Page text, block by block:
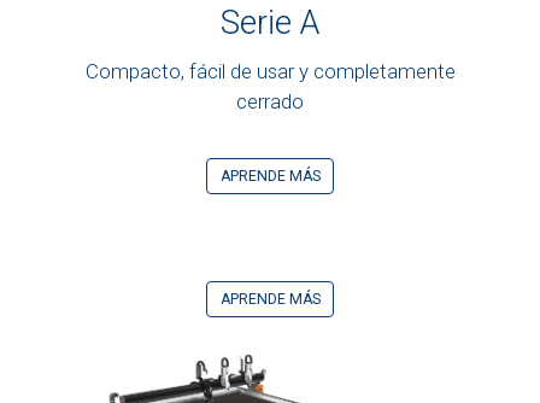
Serie A
Compacto, fácil de usar y completamente
cerrado
APRENDE MÁS
APRENDE MÁS